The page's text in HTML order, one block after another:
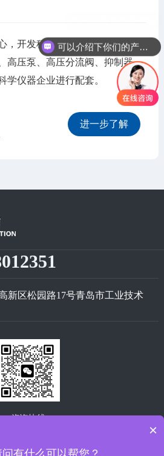
，开发科学仪器产业共性核心部
高压泵、高压分流阀、抑制器、
学仪器企业进行配套。
进一步了解
新区松园路17号青岛市工业技术
咨询快线
可以介绍下你们的产品么
×
有什么可以帮您？